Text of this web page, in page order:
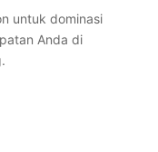
untuk dominasi
Anda di